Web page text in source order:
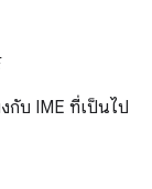
กับ IME ที่เป็นไป